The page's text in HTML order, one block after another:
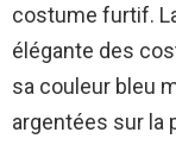
costume furtif.
élégante des
sa couleur bleu
argentées sur la